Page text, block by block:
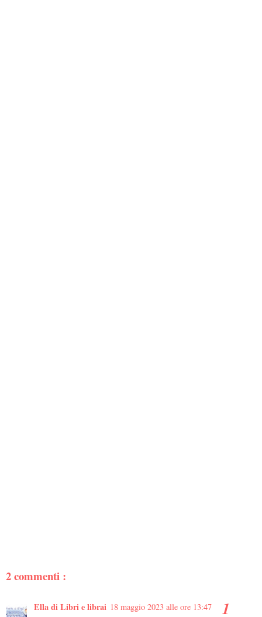
2 commenti :
Ella di Libri e librai 18 maggio 2023 alle ore 13:47